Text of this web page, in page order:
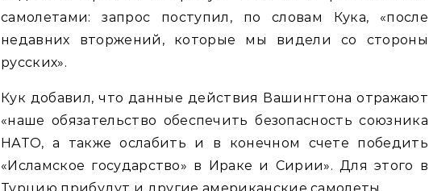
самолетами: запрос поступил, по словам Кука, «после
недавних вторжений, которые мы видели со стороны
русских».
Кук добавил, что данные действия Вашингтона отражают
«наше обязательство обеспечить безопасность союзника
НАТО, а также ослабить и в конечном счете победить
«Исламское государство» в Ираке и Сирии». Для этого в